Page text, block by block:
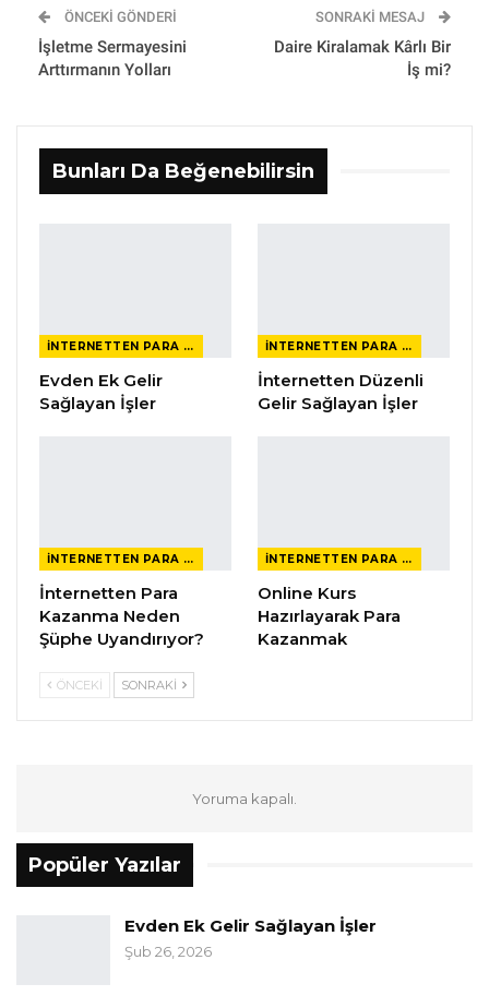
ÖNCEKI GÖNDERI
İşletme Sermayesini
Arttırmanın Yolları
SONRAKI MESAJ
Daire Kiralamak Kârlı Bir
İş mi?
Bunları Da Beğenebilirsin
İNTERNETTEN PARA KAZANMAK
Evden Ek Gelir
Sağlayan İşler
İNTERNETTEN PARA KAZANMAK
İnternetten Düzenli
Gelir Sağlayan İşler
İNTERNETTEN PARA KAZANMAK
İnternetten Para
Kazanma Neden
Şüphe Uyandırıyor?
İNTERNETTEN PARA KAZANMAK
Online Kurs
Hazırlayarak Para
Kazanmak
ÖNCEKI SONRAKI
Yoruma kapalı.
Popüler Yazılar
Evden Ek Gelir Sağlayan İşler
Şub 26, 2026